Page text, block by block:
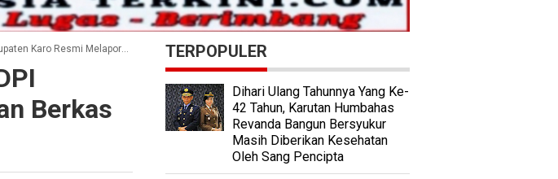
Berkas Kepengurusan Yang Baru
Berkas
TERPOPULER
Dihari Ulang Tahunnya Yang Ke-
42 Tahun, Karutan Humbahas
Revanda Bangun Bersyukur
Masih Diberikan Kesehatan
Oleh Sang Pencipta